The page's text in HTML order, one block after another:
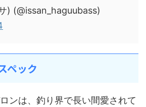
) (@issan_haguubass)
ペック
ンは、釣り界で長い間愛されて